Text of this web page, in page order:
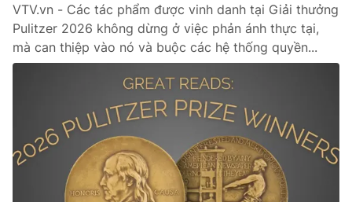
VTV.vn - Các tác phẩm được vinh danh tại Giải thưởng
Pulitzer 2026 không dừng ở việc phản ánh thực tại,
mà can thiệp vào nó và buộc các hệ thống quyền...